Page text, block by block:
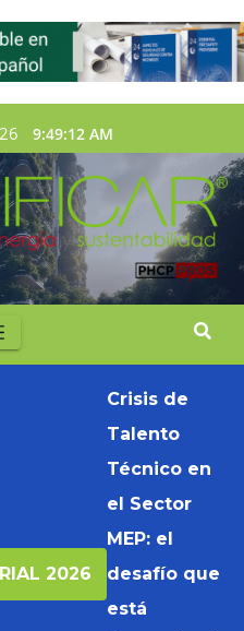
9:49:13 AM
2026
Crisis de
Talento
Técnico en
el Sector
MEP: el
desafío que
está